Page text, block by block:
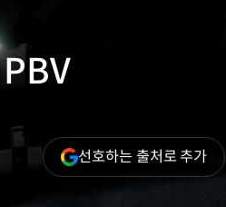
선호하는 출처로 추가(새
창